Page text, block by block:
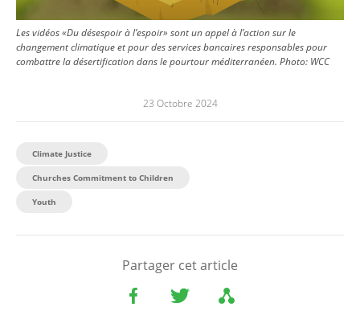
Les vidéos «Du désespoir à l’espoir» sont un appel à l’action sur le
changement climatique et pour des services bancaires responsables pour
combattre la désertification dans le pourtour méditerranéen. Photo: WCC
23 Octobre 2024
Climate Justice
Churches Commitment to Children
Youth
Partager cet article